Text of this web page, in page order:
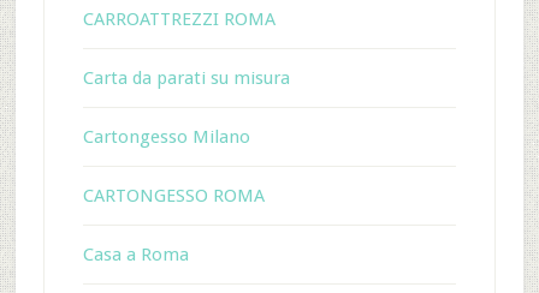
CARROATTREZZI ROMA
Carta da parati su misura
Cartongesso Milano
CARTONGESSO ROMA
Casa a Roma